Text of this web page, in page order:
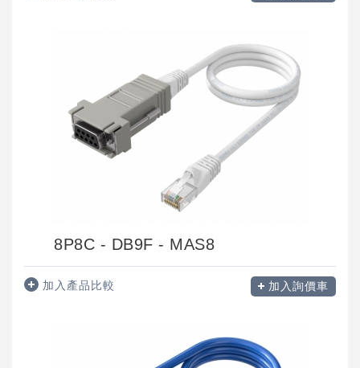
8P8C - DB9F - MAS8
加入產品比較 加入詢價車